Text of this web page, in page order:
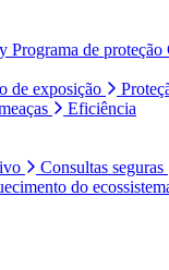
Programa de proteção
de exposição
Eficiência
Consultas seguras
do